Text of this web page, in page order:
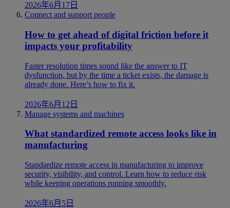
2026年6月17日
Connect and support people
How to get ahead of digital friction before it
impacts your profitability
Faster resolution times sound like the answer to IT
dysfunction, but by the time a ticket exists, the damage is
already done. Here’s how to fix it.
2026年6月12日
Manage systems and machines
What standardized remote access looks like in
manufacturing
Standardize remote access in manufacturing to improve
security, visibility, and control. Learn how to reduce risk
while keeping operations running smoothly.
2026年6月5日